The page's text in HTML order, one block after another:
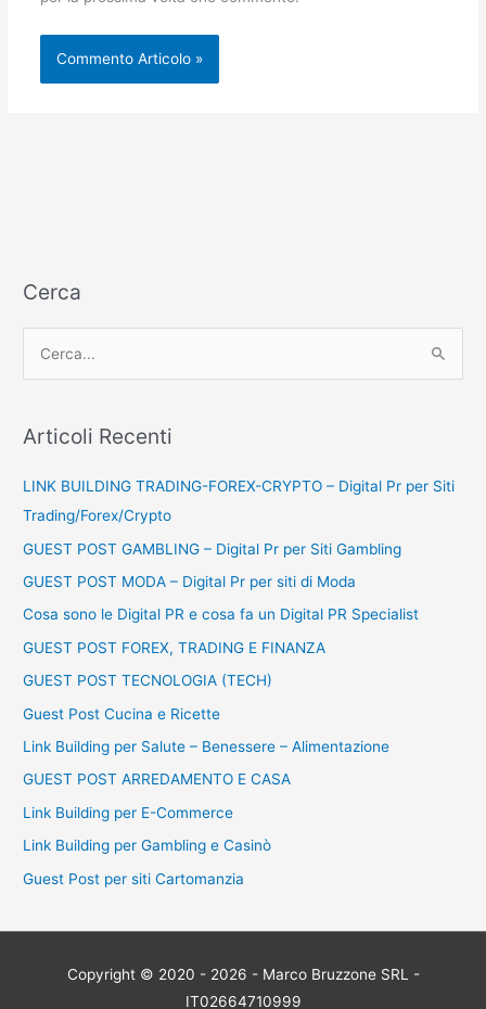
Cerca
c
:
Articoli Recenti
LINK BUILDING TRADING-FOREX-CRYPTO – Digital Pr per Siti
Trading/Forex/Crypto
GUEST POST GAMBLING – Digital Pr per Siti Gambling
GUEST POST MODA – Digital Pr per siti di Moda
Cosa sono le Digital PR e cosa fa un Digital PR Specialist
GUEST POST FOREX, TRADING E FINANZA
GUEST POST TECNOLOGIA (TECH)
Guest Post Cucina e Ricette
Link Building per Salute – Benessere – Alimentazione
GUEST POST ARREDAMENTO E CASA
Link Building per E-Commerce
Link Building per Gambling e Casinò
Guest Post per siti Cartomanzia
Copyright © 2020 - 2026 - Marco Bruzzone SRL -
IT02664710999